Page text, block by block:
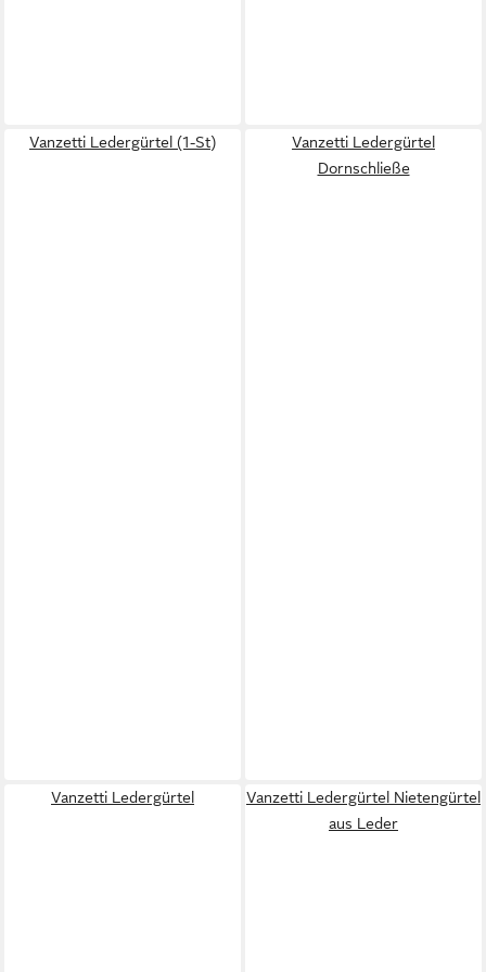
Vanzetti Ledergürtel (1-St)
Vanzetti Ledergürtel
Dornschließe
Vanzetti Ledergürtel
Vanzetti Ledergürtel Nietengürtel
aus Leder